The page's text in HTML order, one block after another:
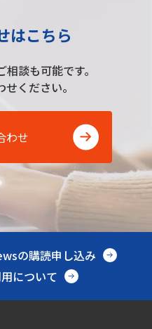
はこちら
談も可能です。
ください。
わせ
の購読申し込み
について